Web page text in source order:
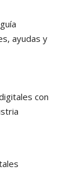
ayudas y
con